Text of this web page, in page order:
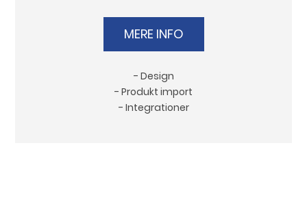
MERE INFO
- Design
- Produkt import
- Integrationer